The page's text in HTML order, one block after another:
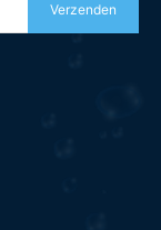
Verzenden